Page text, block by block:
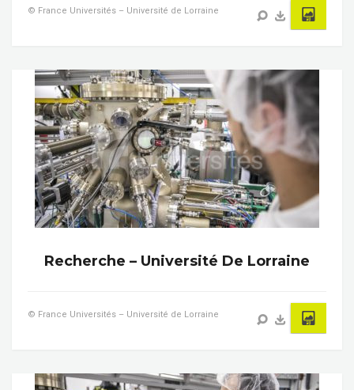
© France Universités – Université de Lorraine
Recherche – Université De Lorraine
© France Universités – Université de Lorraine